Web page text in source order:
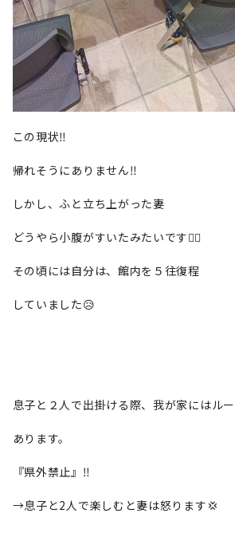
この現状‼️
帰れそうにありません‼️
しかし、ふと立ち上がった妻
どうやら小腹がすいたみたいです😮‍💨
その頃には自分は、館内を５往復程
していました😥
息子と２人で出掛ける際、我が家にはル
あります。
『県外禁止』‼️
→息子と2人で楽しむと妻は怒ります💢